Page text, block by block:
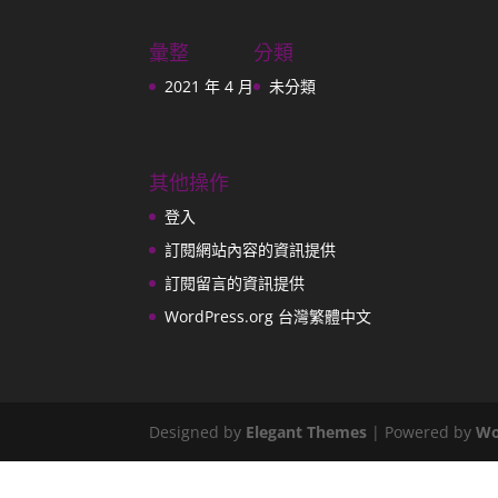
彙整
2021 年 4 月
分類
未分類
其他操作
登入
訂閱網站內容的資訊提供
訂閱留言的資訊提供
WordPress.org 台灣繁體中文
Designed by Elegant Themes | Powered by